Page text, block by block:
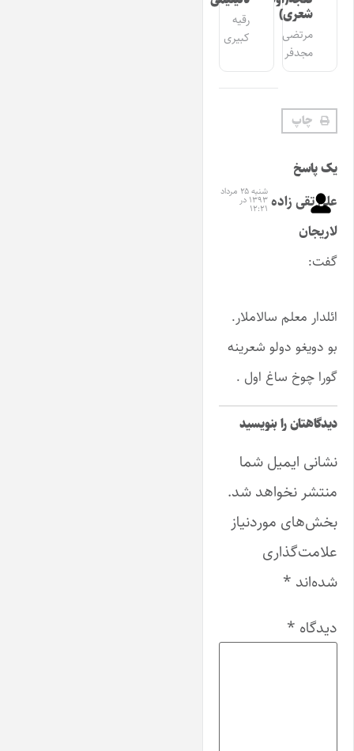
شعری)
مرتضی
مجدفر
رقیه
کبیری
چاپ
یک پاسخ
علی تقی زاده
لاریجان
گفت:
شنبه ۲۵ مرداد
۱۳۹۳ در
۱۲:۲۱
ائلدار معلم سالاملار.
بو دویغو دولو شعرینه
گورا چوخ ساغ اول .
دیدگاهتان را بنویسید
نشانی ایمیل شما
منتشر نخواهد شد.
بخش‌های موردنیاز
علامت‌گذاری
شده‌اند *
دیدگاه *